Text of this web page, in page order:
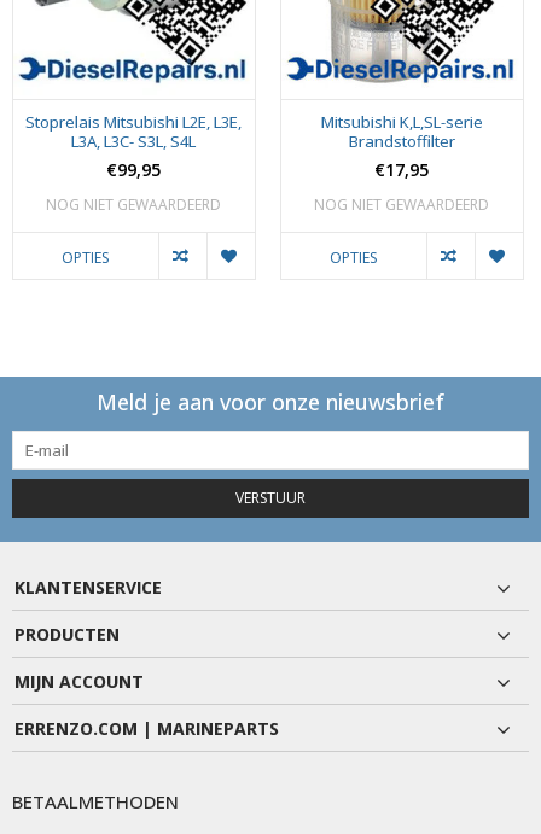
Stoprelais Mitsubishi L2E, L3E,
L3A, L3C- S3L, S4L
€99,95
NOG NIET GEWAARDEERD
OPTIES
Mitsubishi K,L,SL-serie
Brandstoffilter
€17,95
NOG NIET GEWAARDEERD
OPTIES
Meld je aan voor onze nieuwsbrief
VERSTUUR
KLANTENSERVICE
PRODUCTEN
MIJN ACCOUNT
ERRENZO.COM | MARINEPARTS
BETAALMETHODEN